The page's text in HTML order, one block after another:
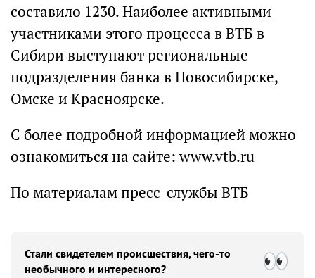
составило 1230. Наиболее активными
участниками этого процесса в ВТБ в
Сибири выступают региональные
подразделения банка в Новосибирске,
Омске и Красноярске.
С более подробной информацией можно
ознакомиться на сайте: www.vtb.ru
По материалам пресс-службы ВТБ
Стали свидетелем происшествия, чего-то
необычного и интересного?